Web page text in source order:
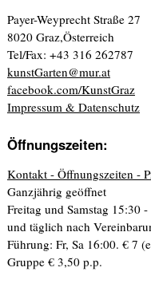
Payer-Weyprecht Straße 27
8020 Graz,Österreich
Tel/Fax: +43 316 262787
kunstGarten@mur.at
facebook.com/KunstGraz
Impressum & Datenschutz
Öffnungszeiten:
Kontakt - Öffnungszeiten -
Ganzjährig geöffnet
Freitag und Samstag 15:30
und täglich nach
Führung: Fr, Sa 16:00. € 7
Gruppe € 3,50 p.p.